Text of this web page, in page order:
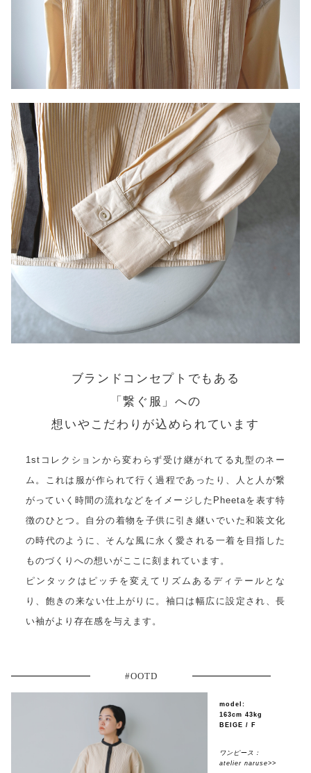
ブランドコンセプトでもある
「繋ぐ服」への
想いやこだわりが込められています
1stコレクションから変わらず受け継がれてる丸型のネー
ム。これは服が作られて行く過程であったり、人と人が繋
がっていく時間の流れなどをイメージしたPheetaを表す特
徴のひとつ。自分の着物を子供に引き継いでいた和装文化
の時代のように、そんな風に永く愛される一着を目指した
ものづくりへの想いがここに刻まれています。
ピンタックはピッチを変えてリズムあるディテールとな
り、飽きの来ない仕上がりに。袖口は幅広に設定され、長
い袖がより存在感を与えます。
#OOTD
model:
163cm 43kg
BEIGE / F
ワンピース：
atelier naruse>>